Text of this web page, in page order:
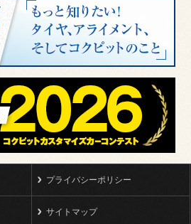
プライバシーポリシー
サイトマップ